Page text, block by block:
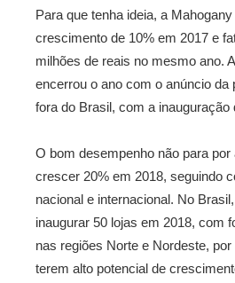
Para que tenha ideia, a
crescimento de 10% em 2017 e
milhões de reais no mesmo ano.
encerrou o ano com o anúncio da
fora do Brasil, com a inauguração
O bom desempenho não para
crescer 20% em 2018, seguindo
nacional e internacional. No
inaugurar 50 lojas em 2018, com
nas regiões Norte e Nordeste,
terem alto potencial de